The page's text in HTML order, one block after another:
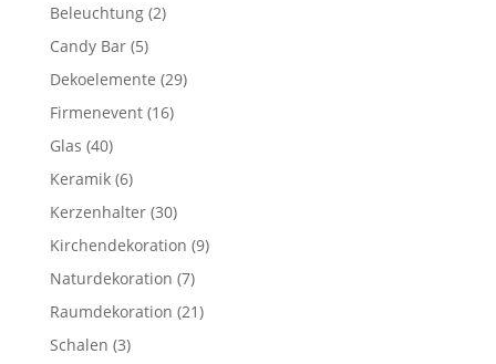
Beleuchtung 22
Candy Bar 55
Produkte
Dekoelemente 2929
Firmenevent 1616
Glas 4040
Produkte
Keramik 66
Produkte
Kerzenhalter 3030
Produkte
Kirchendekoration 99
Naturdekoration 77
Produkte
Raumdekoration 2121
Schalen 33